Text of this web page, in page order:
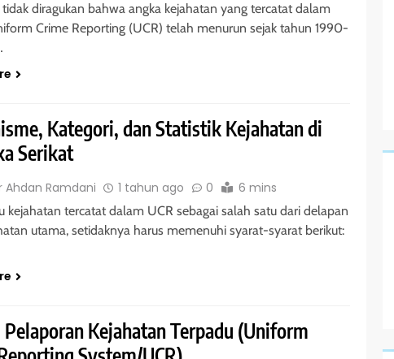
diragukan bahwa angka kejahatan yang tercatat dalam
Crime Reporting (UCR) telah menurun sejak tahun 1990-
Kategori, dan Statistik Kejahatan di
Serikat
Ahdan Ramdani 1 tahun ago 0 6 mins
kejahatan tercatat dalam UCR sebagai salah satu dari delapan
utama, setidaknya harus memenuhi syarat-syarat berikut:
Kejahatan Terpadu (Uniform
Pasal 1161
Penjelasan Pasal 1160 KUH Perdata
Tentang Prinsip Gadai yang Tidak
Formalitas,
Perlindungan
Hipotek
HUKUM JAMINAN - HIPOTEK
Pasal 1170 KUHPerdata: Hipotek